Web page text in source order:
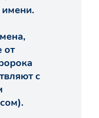
от
с